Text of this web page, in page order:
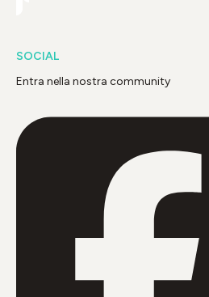
SOCIAL
Entra nella nostra community